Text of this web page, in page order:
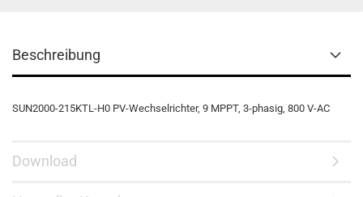
Beschreibung
SUN2000-215KTL-H0 PV-Wechselrichter, 9 MPPT, 3-phasig, 800 V-AC
Download